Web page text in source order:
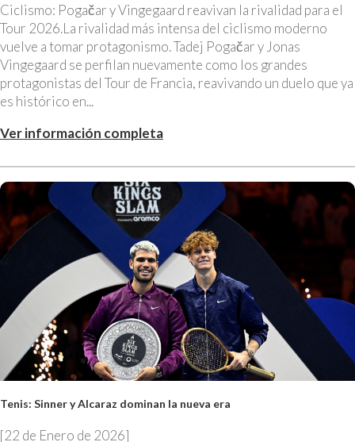
Ciclismo: Pogačar y Vingegaard reavivan la rivalidad para el
Tour 2026.La rivalidad más intensa del ciclismo moderno
vuelve a tomar protagonismo. Tadej Pogačar y Jonas
Vingegaard se perfilan nuevamente como los grandes
protagonistas del Tour de Francia, reavivando un duelo que ya
es histórico en...
Ver información completa
Tenis: Sinner y Alcaraz dominan la nueva era
[22 de Enero de 2026]